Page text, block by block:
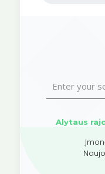
Alytaus